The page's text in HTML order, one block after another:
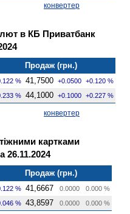
конвертер
в КБ Приватбанк
Продаж (грн.)
% 41,7500 +0.0500 +0.120 %
% 44,1000 +0.1000 +0.227 %
конвертер
картками
26.11.2024
Продаж (грн.)
% 41,6667 0.0000 0.000 %
% 43,8597 0.0000 0.000 %